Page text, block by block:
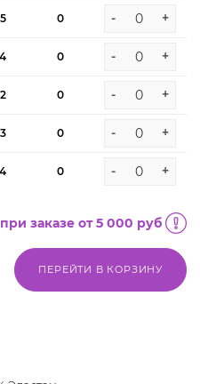
5 0 - +
4 0 - +
2 0 - +
3 0 - +
4 0 - +
заказе от 5 000 руб
ПЕРЕЙТИ В КОРЗИНУ